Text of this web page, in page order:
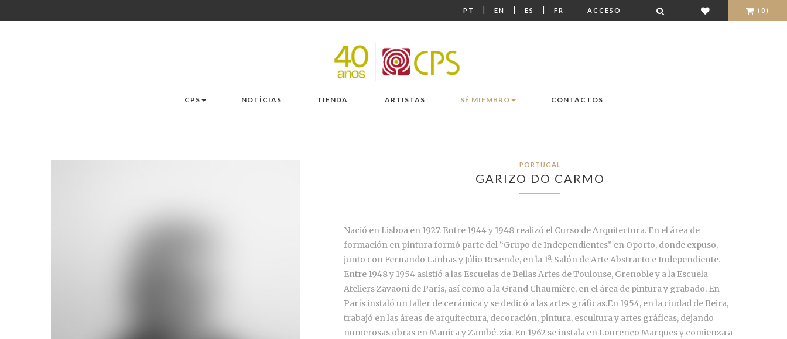
PT | EN | ES | FR ACCESO (0)
CPS NOTÍCIAS TIENDA ARTISTAS SÉ MIEMBRO CONTACTOS
PORTUGAL
GARIZO DO CARMO
Nació en Lisboa en 1927. Entre 1944 y 1948 realizó el Curso de Arquitectura. En el área de
formación en pintura formó parte del “Grupo de Independientes” en Oporto, donde expuso,
junto con Fernando Lanhas y Júlio Resende, en la 1ª. Salón de Arte Abstracto e Independiente.
Entre 1948 y 1954 asistió a las Escuelas de Bellas Artes de Toulouse, Grenoble y a la Escuela
Ateliers Zavaoni de París, así como a la Grand Chaumière, en el área de pintura y grabado. En
París instaló un taller de cerámica y se dedicó a las artes gráficas.En 1954, en la ciudad de Beira,
trabajó en las áreas de arquitectura, decoración, pintura, escultura y artes gráficas, dejando
numerosas obras en Manica y Zambé. zia. En 1962 se instala en Lourenço Marques y comienza a